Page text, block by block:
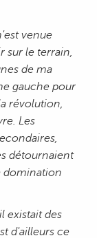
venue
sur le terrain,
de ma
gauche pour
révolution,
Les
détournaient
domination
existait des
d'ailleurs ce